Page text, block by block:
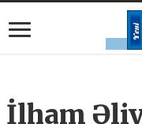
İlham